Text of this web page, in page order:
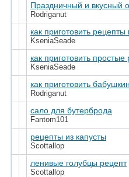
Праздничный и вкусный
Rodriganut
как приготовить
KseniaSeade
как приготовить
KseniaSeade
как приготовить
Rodriganut
сало для бутерброда
Fantom101
рецепты из капусты
Scottallop
ленивые голубцы рецепт
Scottallop